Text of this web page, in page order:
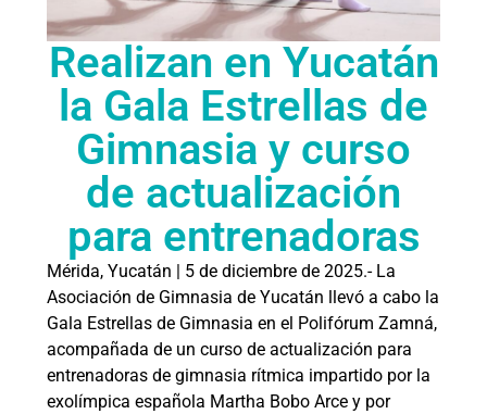
Realizan en Yucatán
la Gala Estrellas de
Gimnasia y curso
de actualización
para entrenadoras
Mérida, Yucatán | 5 de diciembre de 2025.- La
Asociación de Gimnasia de Yucatán llevó a cabo la
Gala Estrellas de Gimnasia en el Polifórum Zamná,
acompañada de un curso de actualización para
entrenadoras de gimnasia rítmica impartido por la
exolímpica española Martha Bobo Arce y por